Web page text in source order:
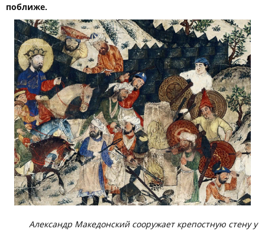
поближе.
Александр Македонский сооружает крепостную стену у